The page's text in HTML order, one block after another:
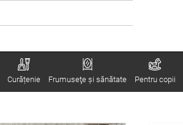
Curățenie Frumuseţe şi sănătate Pentru copii